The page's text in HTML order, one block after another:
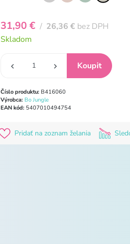
31,90 € / 26,36 € bez DPH
Skladom
Číslo produktu: B416060
Výrobca: Bo Jungle
EAN kód: 5407010494754
Pridať na zoznam želania